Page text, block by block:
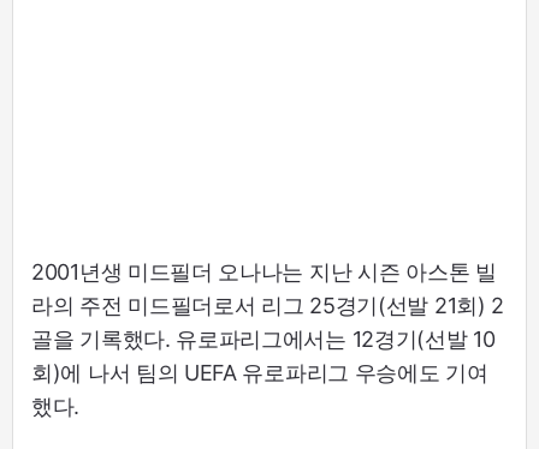
2001년생 미드필더 오나나는 지난 시즌 아스톤 빌
라의 주전 미드필더로서 리그 25경기(선발 21회) 2
골을 기록했다. 유로파리그에서는 12경기(선발 10
회)에 나서 팀의 UEFA 유로파리그 우승에도 기여
했다.